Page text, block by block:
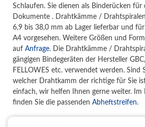
Schlaufen. Sie dienen als Binderücken für
Dokumente . Drahtkämme /
6,9 bis 38,0 mm ab Lager lieferbar und
A4 vorgesehen. Weitere Größen und
auf Anfrage. Die Drahtkämme /
gängigen Bindegeräten der Hersteller
FELLOWES etc. verwendet werden. Sind
welcher Drahtkamm der richtige für Sie
einfach, wir helfen Ihnen gerne weiter. Im
finden Sie die passenden Abheftstreifen.